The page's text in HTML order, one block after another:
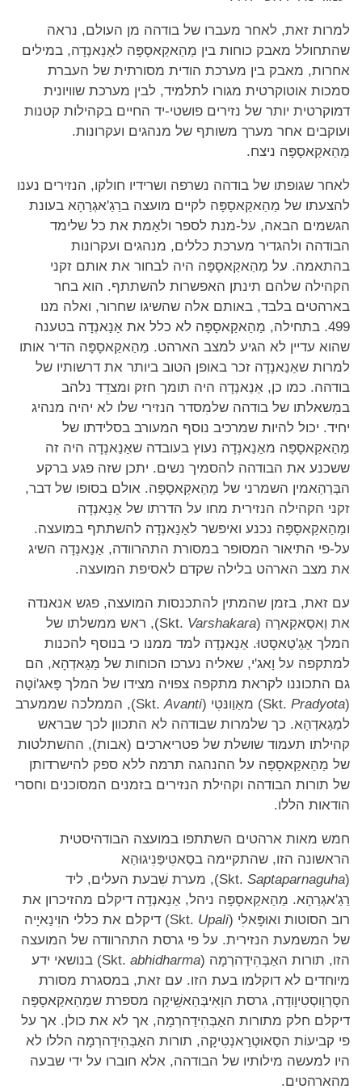
למרות זאת, לאחר מעברו של בודהה מן העולם, נראה
שהתחולל מאבק כוחות בין מַהַאקַאסָפָּה לאַנַאנְדָה, במילים
אחרות, מאבק בין מערכת הודית מסורתית של העברת
סמכות אוטוקרטית מגורו לתלמיד, לבין מערכת שוויונית
דמוקרטית יותר של נזירים פושטי-יד החיים בקהילות קטנות
ועוקבים אחר מערך משותף של מנהגים ועקרונות.
מַהַאקַאסָפָּה ניצח.
לאחר שגופתו של בודהה נשרפה ושרידיו חולקו, הנזירים נענו
להצעתו של מַהַאקַאסָפָּה לקיים מועצה ברַגַ'אגְרַהָא בעונת
הגשמים הבאה, על-מנת לספר ולאַמת את כל שלימד
הבודהה ולהגדיר מערכת כללים, מנהגים ועקרונות
בהתאמה. על מַהַאקַאסָפָּה היה לבחור את אותם זקני
הקהילה שלהם תינתן האפשרות להשתתף. הוא בחר
בארהטים בלבד, באותם אלה שהשיגו שחרור, ואלה מנו
499. בתחילה, מַהַאקַאסָפָּה לא כלל את אַנַאנְדָה בטענה
שהוא עדיין לא הגיע למצב הארהט. מַהַאקַאסָפָּה הדיר אותו
למרות שאַנַאנְדָה זכר באופן הטוב ביותר את דרשותיו של
בודהה. כמו כן, אַנַאנְדָה היה תומך חזק ומצדֵד נלהב
במִשאלתו של בודהה שלמִסדר הנזירי שלו לא יהיה מנהיג
יחיד. יכול להיות שמרכיב נוסף המעורב בסלידתו של
מַהַאקַאסָפָּה מאַנַאנְדָה נעוץ בעובדה שאַנַאנְדָה היה זה
ששכנע את הבודהה להסמיך נשים. יתכן שזה פגע ברקע
הבְּרַהַאמין השמרני של מַהַאקַאסָפָּה. אולם בסופו של דבר,
זקני הקהילה הנזירית מחו על הדרתו של אַנַאנְדָה
ומַהַאקַאסָפָּה נכנע ואיפשר לאַנַאנְדָה להשתתף במועצה.
על-פי התיאור המסופר במסורת התהרוודה, אַנַאנְדָה השיג
את מצב הארהט בלילה שקדם לאסיפת המועצה.
עם זאת, בזמן שהמתין להתכנסות המועצה, פגש אנאנדה
את וַאסַאקַארָה (Skt.Varshakara
), ראש ממשלתו של
המלך אַגַ'טַאסָטוּ. אַנַאנְדָה למד ממנו כי בנוסף להכנות
למתקפה על וָאג'י, שאליה נערכו הכוחות של מַגַאדְהָא, הם
גם התכוננו לקראת מתקפה צפויה מצידו של המלך פָּאג'וֹטָה
(Skt.
Pradyota ) מאַוַונּטִי (Skt.Avanti
), הממלכה שממערב
למַגַאדְהָא. כך שלמרות שבודהה לא התכוון לכך שבראש
קהילתו תעמוד שושלת של פטריארכים (אבות), ההשתלטות
של מַהַאקַאסָפָּה על ההנהגה תרמה ללא ספק להישרדותן
של תורות הבודהה וקהילת הנזירים בזמנים המסוכנים וחסרי
הודאות הללו.
חמש מאות ארהטים השתתפו במועצה הבודהיסטית
הראשונה הזו, שהתקיימה בסַאטִיפַּנִיגוּהַא
(Skt.
Saptaparnaguha
), מערת שִׁבעת העלים, ליד
רַגַ'אגְרַהָא. מַהַאקַאסָפָּה ניהל, אַנַאנְדָה דיקלם מהזיכרון את
רוב הסוטות ואוּפָּאלִי (Skt.Upali
) דיקלם את כללי הוִינַאיָיה
של המשמעת הנזירית. על פי גרסת התהרוודה של המועצה
הזו, תורות האַבְּהִידַהרְמָה (Skt.abhidharma
) בנושאי ידע
מיוחדים לא דוקלמו בעת הזו. עם זאת, במסגרת מסורת
הסָרְוָוסְטִיוָודָה, גרסת הוָאִיבְּהַאשִָׁיקָה מספרת שמַהַאקַאסָפָּה
דיקלם חלק מתורות האַבְּהִידַהרְמָה, אך לא את כולן. אך על
פי קביעוֹת הסַאוּטְרַאנְטִיקָה, תורות האַבְּהִידַהרְמָה הללו לא
היו למעשה מילותיו של הבודהה, אלא חוברו על ידי שבעה
מהארהטים.